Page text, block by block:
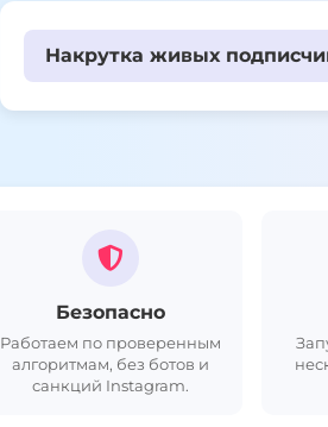
Накрутка живых
Безопасно
Работаем по проверенным
алгоритмам, без ботов и
санкций Instagram.